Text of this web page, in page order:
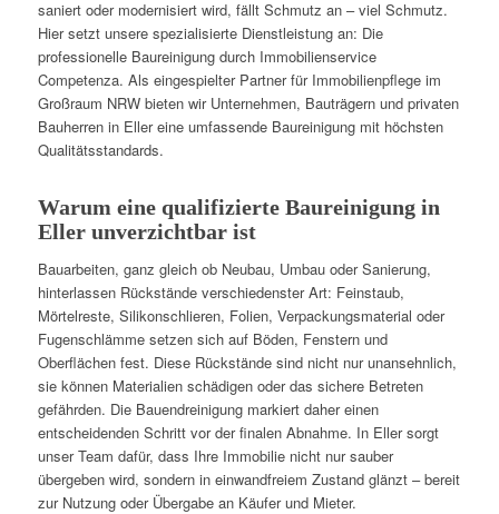
saniert oder modernisiert wird, fällt Schmutz an – viel Schmutz.
Hier setzt unsere spezialisierte Dienstleistung an: Die
professionelle Baureinigung durch Immobilienservice
Competenza. Als eingespielter Partner für Immobilienpflege im
Großraum NRW bieten wir Unternehmen, Bauträgern und privaten
Bauherren in Eller eine umfassende Baureinigung mit höchsten
Qualitätsstandards.
Warum eine qualifizierte Baureinigung in
Eller unverzichtbar ist
Bauarbeiten, ganz gleich ob Neubau, Umbau oder Sanierung,
hinterlassen Rückstände verschiedenster Art: Feinstaub,
Mörtelreste, Silikonschlieren, Folien, Verpackungsmaterial oder
Fugenschlämme setzen sich auf Böden, Fenstern und
Oberflächen fest. Diese Rückstände sind nicht nur unansehnlich,
sie können Materialien schädigen oder das sichere Betreten
gefährden. Die Bauendreinigung markiert daher einen
entscheidenden Schritt vor der finalen Abnahme. In Eller sorgt
unser Team dafür, dass Ihre Immobilie nicht nur sauber
übergeben wird, sondern in einwandfreiem Zustand glänzt – bereit
zur Nutzung oder Übergabe an Käufer und Mieter.